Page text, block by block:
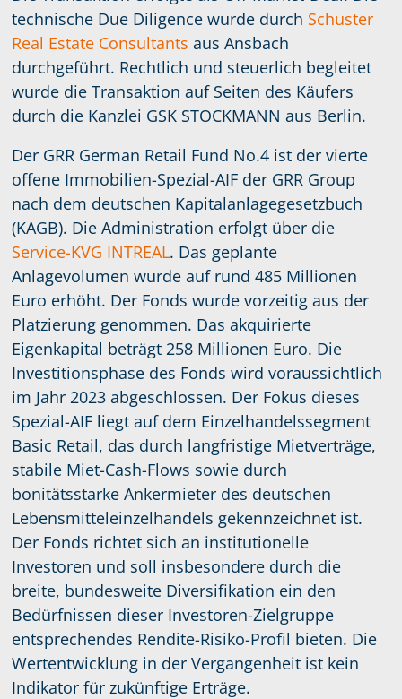
technische Due Diligence wurde durch Schuster
Real Estate Consultants aus Ansbach
durchgeführt. Rechtlich und steuerlich begleitet
wurde die Transaktion auf Seiten des Käufers
durch die Kanzlei GSK STOCKMANN aus Berlin.
Der GRR German Retail Fund No.4 ist der vierte
offene Immobilien-Spezial-AIF der GRR Group
nach dem deutschen Kapitalanlagegesetzbuch
(KAGB). Die Administration erfolgt über die
Service-KVG INTREAL. Das geplante
Anlagevolumen wurde auf rund 485 Millionen
Euro erhöht. Der Fonds wurde vorzeitig aus der
Platzierung genommen. Das akquirierte
Eigenkapital beträgt 258 Millionen Euro. Die
Investitionsphase des Fonds wird voraussichtlich
im Jahr 2023 abgeschlossen. Der Fokus dieses
Spezial-AIF liegt auf dem Einzelhandelssegment
Basic Retail, das durch langfristige Mietverträge,
stabile Miet-Cash-Flows sowie durch
bonitätsstarke Ankermieter des deutschen
Lebensmitteleinzelhandels gekennzeichnet ist.
Der Fonds richtet sich an institutionelle
Investoren und soll insbesondere durch die
breite, bundesweite Diversifikation ein den
Bedürfnissen dieser Investoren-Zielgruppe
entsprechendes Rendite-Risiko-Profil bieten. Die
Wertentwicklung in der Vergangenheit ist kein
Indikator für zukünftige Erträge.